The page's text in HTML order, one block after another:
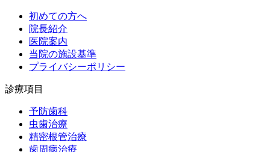
初めての方へ
院長紹介
医院案内
当院の施設基準
プライバシーポリシー
診療項目
予防歯科
虫歯治療
精密根管治療
歯周病治療